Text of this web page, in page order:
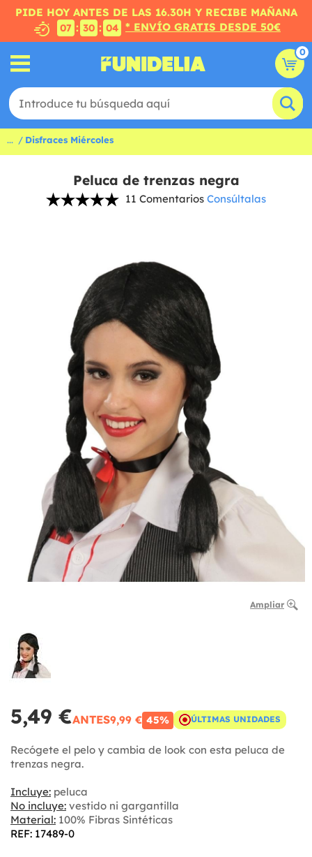
PIDE HOY ANTES DE LAS 16.30H Y RECIBE MAÑANA
07 : 30 : 04 * ENVÍO GRATIS DESDE 50€
0
... Disfraces Miércoles
Peluca de trenzas negra
11 Comentarios Consúltalas
Ampliar
5,49 €ANTES9,99 € 45% ÚLTIMAS UNIDADES
Recógete el pelo y cambia de look con esta peluca de
trenzas negra.
Incluye: peluca
No incluye: vestido ni gargantilla
Material: 100% Fibras Sintéticas
REF: 17489-0